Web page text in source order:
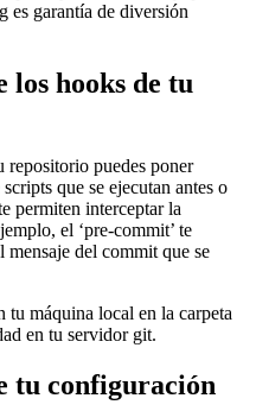
es garantía de diversión
los hooks de tu
repositorio puedes poner
que se ejecutan antes o
permiten interceptar la
el ‘pre-commit’ te
del commit que se
tu máquina local en la carpeta
en tu servidor git.
tu configuración